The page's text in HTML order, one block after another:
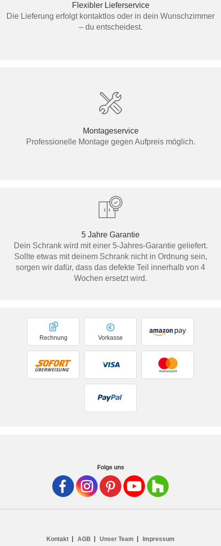
Flexibler Lieferservice
Die Lieferung erfolgt kontaktlos oder in dein Wunschzimmer
– du entscheidest.
Montageservice
Professionelle Montage gegen Aufpreis möglich.
5 Jahre Garantie
Dein Schrank wird mit einer 5-Jahres-Garantie geliefert.
Sollte etwas mit deinem Schrank nicht in Ordnung sein,
sorgen wir dafür, dass das defekte Teil innerhalb von 4
Wochen ersetzt wird.
Vorkasse
Rechnung
Folge uns
Kontakt AGB Unser Team Impressum